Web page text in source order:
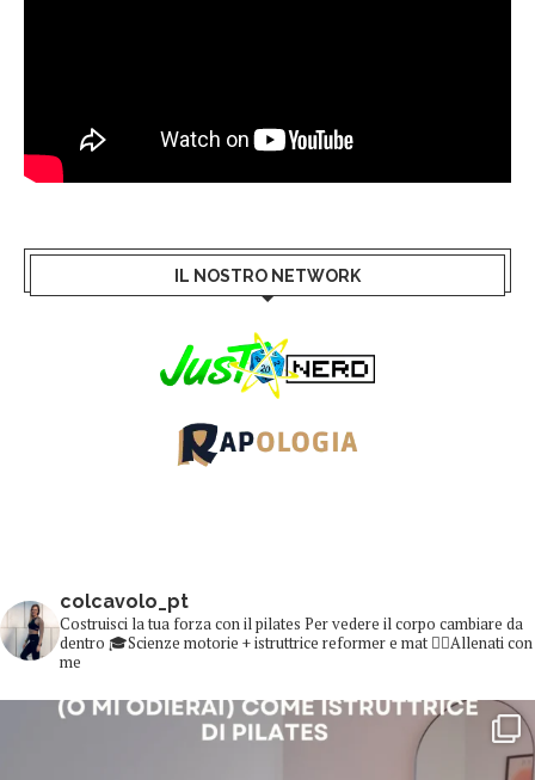
IL NOSTRO NETWORK
colcavolo_pt
Costruisci la tua forza con il pilates Per vedere il corpo cambiare da
dentro 🎓Scienze motorie + istruttrice reformer e mat 👇🏻Allenati con
me